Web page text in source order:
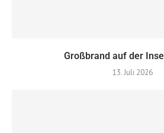
Großbrand auf der
13. Juli 2026